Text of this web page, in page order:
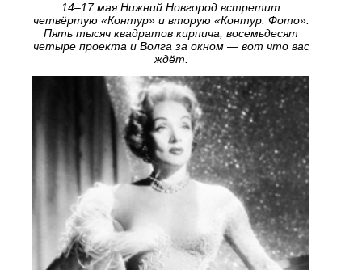
14–17 мая Нижний Новгород встретит
четвёртую «Контур» и вторую «Контур. Фото».
Пять тысяч квадратов кирпича, восемьдесят
четыре проекта и Волга за окном — вот что вас
ждёт.